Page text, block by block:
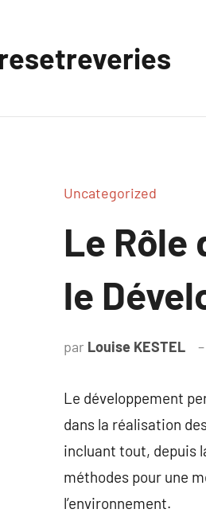
Uncategorized
Le Rôle
le
par Louise KESTEL
Le développement
dans la réalisation
incluant tout, depuis
méthodes pour une
l’environnement.